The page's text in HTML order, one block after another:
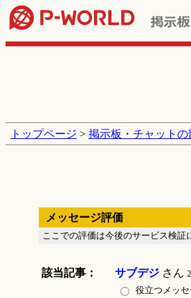
トップページ > 掲示板・チャットの
メッセージ評価
ここでの評価は今後のサービス検証
該当記事： サブデジさん
役立つメッセ